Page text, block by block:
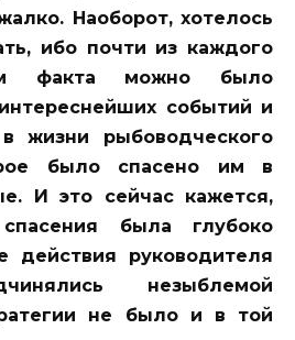
Наоборот, хотелось
ибо почти из каждого
факта можно было
событий и
жизни рыбоводческого
было спасено им в
И это сейчас кажется,
была глубоко
действия руководителя
незыблемой
не было и в той